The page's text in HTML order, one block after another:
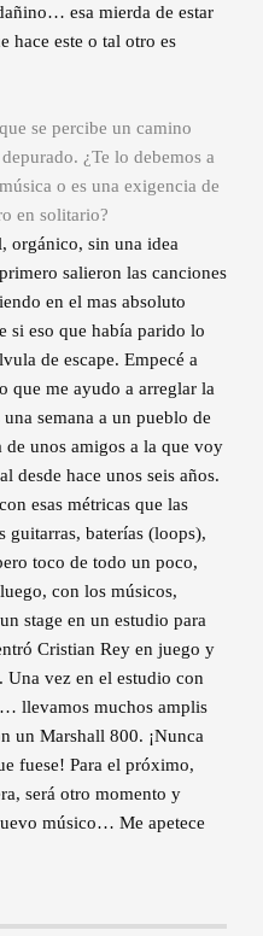
esa mierda de estar
hace este o tal otro es
se percibe un camino
¿Te lo debemos a
o es una exigencia de
en solitario?
orgánico, sin una idea
salieron las canciones
en el mas absoluto
si eso que había parido lo
de escape. Empecé a
que me ayudo a arreglar la
semana a un pueblo de
unos amigos a la que voy
desde hace unos seis años.
esas métricas que las
guitarras, baterías (loops),
toco de todo un poco,
con los músicos,
stage en un estudio para
Cristian Rey en juego y
Una vez en el estudio con
llevamos muchos amplis
un Marshall 800. ¡Nunca
fuese! Para el próximo,
será otro momento y
músico… Me apetece